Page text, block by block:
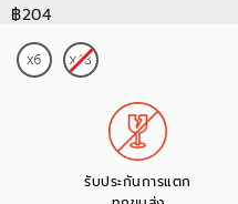
฿204
รับประกันการแตก